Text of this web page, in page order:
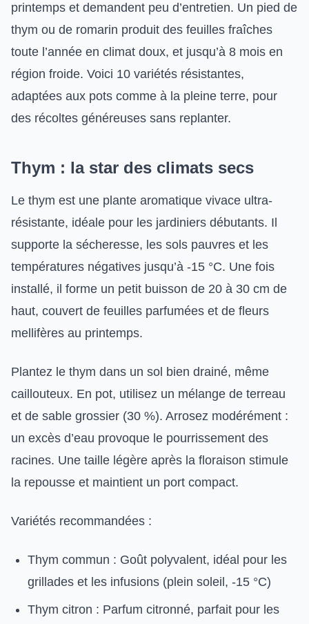
printemps et demandent peu d’entretien. Un pied de
thym ou de romarin produit des feuilles fraîches
toute l’année en climat doux, et jusqu’à 8 mois en
région froide. Voici 10 variétés résistantes,
adaptées aux pots comme à la pleine terre, pour
des récoltes généreuses sans replanter.
Thym : la star des climats secs
Le thym est une plante aromatique vivace ultra-
résistante, idéale pour les jardiniers débutants. Il
supporte la sécheresse, les sols pauvres et les
températures négatives jusqu’à -15 °C. Une fois
installé, il forme un petit buisson de 20 à 30 cm de
haut, couvert de feuilles parfumées et de fleurs
mellifères au printemps.
Plantez le thym dans un sol bien drainé, même
caillouteux. En pot, utilisez un mélange de terreau
et de sable grossier (30 %). Arrosez modérément :
un excès d’eau provoque le pourrissement des
racines. Une taille légère après la floraison stimule
la repousse et maintient un port compact.
Variétés recommandées :
Thym commun : Goût polyvalent, idéal pour les
grillades et les infusions (plein soleil, -15 °C)
Thym citron : Parfum citronné, parfait pour les